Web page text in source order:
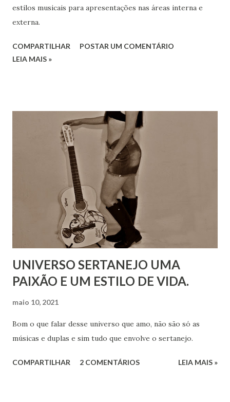
estilos musicais para apresentações nas áreas interna e
externa.
COMPARTILHAR
POSTAR UM COMENTÁRIO
LEIA MAIS »
UNIVERSO SERTANEJO UMA
PAIXÃO E UM ESTILO DE VIDA.
maio 10, 2021
Bom o que falar desse universo que amo, não são só as
músicas e duplas e sim tudo que envolve o sertanejo.
COMPARTILHAR 2 COMENTÁRIOS LEIA MAIS »